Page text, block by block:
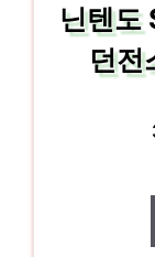
닌텐도
던전